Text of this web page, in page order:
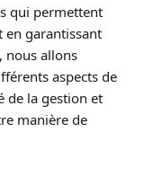
qui permettent
en garantissant
nous allons
aspects de
de la gestion et
manière de